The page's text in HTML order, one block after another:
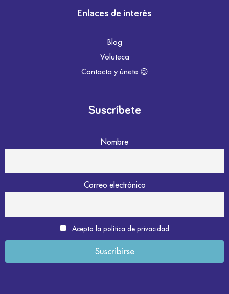
Enlaces de interés
Blog
Voluteca
Contacta y únete 😉
Suscríbete
Nombre
Correo electrónico
Acepto la política de privacidad